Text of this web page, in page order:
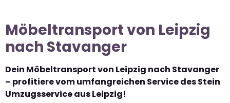
Möbeltransport von Leipzig
nach Stavanger
Dein Möbeltransport von Leipzig nach Stavanger
– profitiere vom umfangreichen Service des Stein
Umzugsservice aus Leipzig!